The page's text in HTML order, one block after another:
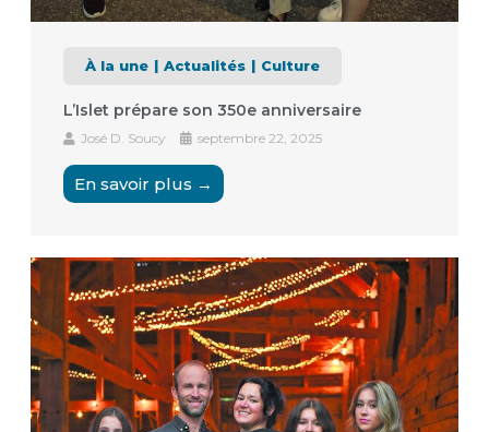
À la une Actualités Culture
L’Islet prépare son 350e anniversaire
José D. Soucy septembre 22, 2025
En savoir plus →